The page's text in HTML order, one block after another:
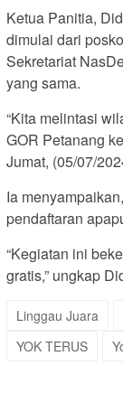
Ketua Panitia,
dimulai dari
Sekretariat
yang sama.
“Kita melintasi
GOR Petanang
Jumat, (05/07/
Ia
pendaftaran
“Kegiatan ini
gratis,” ungkap
Linggau Juara
YOK TERUS